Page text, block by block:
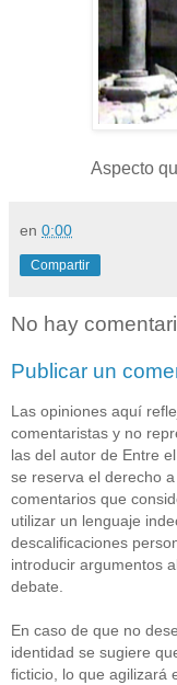
Aspecto
en 0:00
Compartir
No hay
Publicar un
Las opiniones aquí
comentaristas y no
las del autor de Entre
se reserva el derecho
comentarios que
utilizar un lenguaje
descalificaciones
introducir argumentos
debate.
En caso de que no
identidad se sugiere
ficticio, lo que agilizará